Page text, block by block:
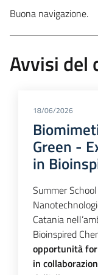
Buona navigazione.
Avvisi del
18/06/2026
Green -
in
Summer
Catania
Bioinspired
opportunità
in